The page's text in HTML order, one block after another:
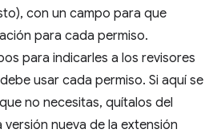
con un campo para que
para cada permiso.
para indicarles a los revisores
usar cada permiso. Si aquí se
no necesitas, quítalos del
versión nueva de la extensión